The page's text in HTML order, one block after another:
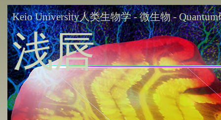
Keio University人类生物学 - 微生物 -
浅唇